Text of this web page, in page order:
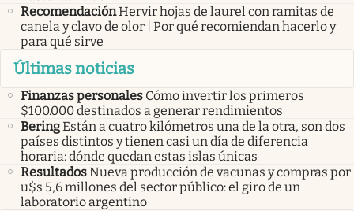
RecomendaciónHervir hojas de laurel con ramitas de
canela y clavo de olor | Por qué recomiendan hacerlo y
para qué sirve
Últimas noticias
Finanzas personales Cómo invertir los primeros
$100.000 destinados a generar rendimientos
BeringEstán a cuatro kilómetros una de la otra, son dos
países distintos y tienen casi un día de diferencia
horaria: dónde quedan estas islas únicas
ResultadosNueva producción de vacunas y compras por
u$s 5,6 millones del sector público: el giro de un
laboratorio argentino